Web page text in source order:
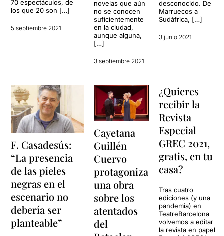
70 espectáculos, de
los que 20 son […]
5 septiembre 2021
novelas que aún
no se conocen
suficientemente
en la ciudad,
aunque alguna,
[…]
3 septiembre 2021
desconocido. De
Marruecos a
Sudáfrica, […]
3 junio 2021
F. Casadesús:
“La presencia
de las pieles
negras en el
escenario no
debería ser
planteable”
Cayetana
Guillén
Cuervo
protagoniza
una obra
sobre los
atentados
del
¿Quieres
recibir la
Revista
Especial
GREC 2021,
gratis, en tu
casa?
Tras cuatro
ediciones (y una
pandemia) en
TeatreBarcelona
volvemos a editar
la revista en papel